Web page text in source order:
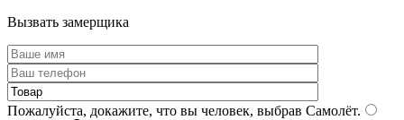
Вызвать замерщика
Пожалуйста, докажите, что вы человек, выбрав Самолёт.